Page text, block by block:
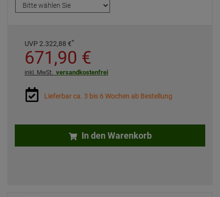
UVP 2.322,88 €*
671,90 €
inkl. MwSt. versandkostenfrei
Lieferbar ca. 3 bis 6 Wochen ab Bestellung
In den Warenkorb